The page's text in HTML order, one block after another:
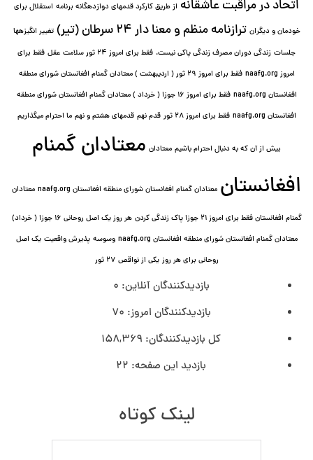
اتحاد در مراقبت عاشقانه از طریق کارکرد قدمهای دوازده⁯گانه برنامه استقلال برای
خودمان و دیگران ترازنامه منظم و معنا دار ٢۴ سرطان (تیر)
تغییر انگیزه⁯ها
جلسات زندگی دوران مصرف زندگی پاکی نیست. فقط برای امروز 24 ثور سلامت عقل
فقط برای
امروز naafg.org
فقط برای امروز ٢٩ ثور ( اردیبهشت ) معتادان گمنام افغانستان شورای منطقه
افغانستان naafg.org
فقط برای امروز ۱۶ جوزا ( خرداد ) معتادان گمنام افغانستان شورای منطقه
افغانستان naafg.org
فقط برای امروز ۲۸ ثور قدم نهم قدمهای هشتم و نهم ما احترام میگذاریم
بیش از آن که به دنبال احترام باشیم معتادان معتادان گمنام
افغانستان معتادان گمنام افغانستان شورای منطقه افغانستان naafg.org معتادان
گمنام افغانستان فقط برای امروز ۲۱ جوزا پاک زندگی کردن
هر روز یک اصل روحانی ۱۶ جوزا ( خرداد)
معتادان گمنام افغانستان شورای منطقه افغانستان naafg.org
وسوسه پذيرش واقعیت یک اصل
روحانی برای هر روز یکی از نواقص ۲۷ ثور
بازدیدکنندگان آنلاین: 0
بازدیدکنندگان امروز: 70
کل بازدیدکنند‌گان: 158,369
بازدید این صفحه: 22
لینک کوتاه